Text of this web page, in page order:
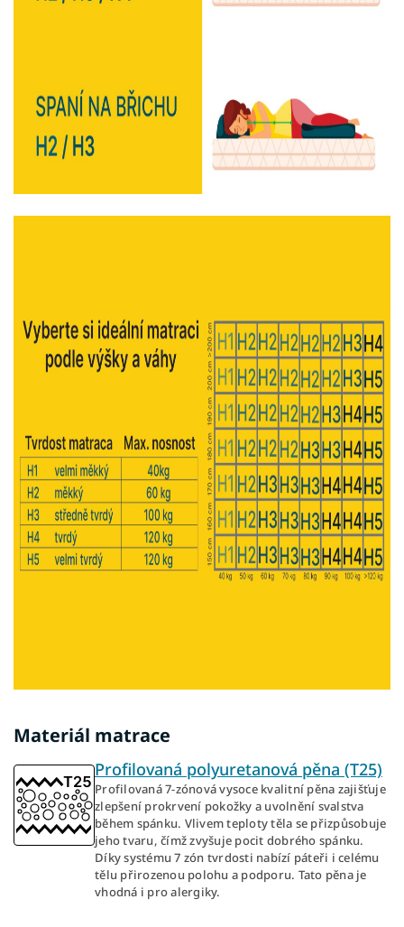
Materiál matrace
Profilovaná polyuretanová pěna (T25)
Profilovaná 7-zónová vysoce kvalitní pěna zajišťuje
zlepšení prokrvení pokožky a uvolnění svalstva
během spánku. Vlivem teploty těla se přizpůsobuje
jeho tvaru, čímž zvyšuje pocit dobrého spánku.
Díky systému 7 zón tvrdosti nabízí páteři i celému
tělu přirozenou polohu a podporu. Tato pěna je
vhodná i pro alergiky.